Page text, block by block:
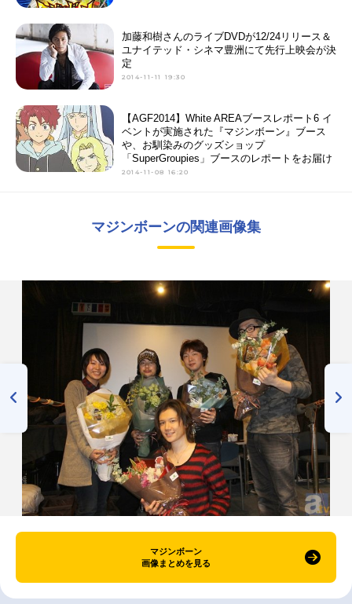
加藤和樹さんのライブDVDが12/24リリース＆
ユナイテッド・シネマ豊洲にて先行上映会が決
定
2014-11-11 19:30
【AGF2014】White AREAブースレポート6 イ
ベントが実施された『マジンボーン』ブース
や、お馴染みのグッズショップ
「SuperGroupies」ブースのレポートをお届け
2014-11-08 16:20
マジンボーンの関連画像集
マジンボーン
画像まとめを見る